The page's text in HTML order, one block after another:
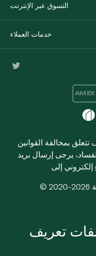
التسوق عبر الإنترنت
خدمات العملاء
بمخالفة القوانين
يرجى إرسال بريد
تعريف